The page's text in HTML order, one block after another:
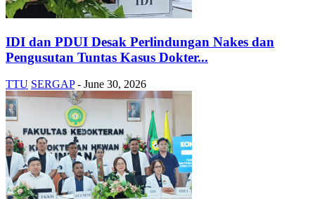
IDI dan PDUI Desak Perlindungan Nakes dan
Pengusutan Tuntas Kasus Dokter...
TTU SERGAP - June 30, 2026